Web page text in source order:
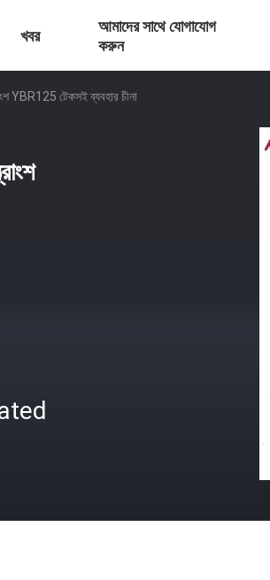
খবর
আমাদের সাথে যোগাযোগ
করুন
YBR125 টেকসই ব্যবহার চীনা